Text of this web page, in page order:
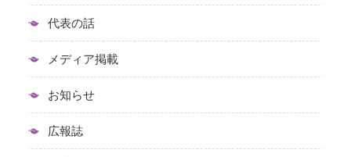
代表の話
メディア掲載
お知らせ
広報誌